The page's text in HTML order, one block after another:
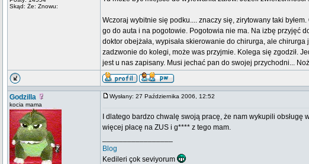
Skąd: Że: Znowu:
Wczoraj wybitnie się podku.... znaczy się, zirytowany taki
go do auta i na pogotowie. Pogotowia nie ma. Na izbę przyjęć
doktor obejżała, wypisała skierowanie do chirurga, ale
zadzwonie do kolegi, może was przyjmie. Kolega się zgodził.
jest u nas zapisany. Musi jechać pan do swojej przychodni...
Godzilla
kocia mama
Wysłany: 27 Października 2006, 12:52
I dlatego bardzo chwalę swoją pracę, że nam wykupili
więcej płacę na ZUS i g**** z tego mam.
Blog
Kedileri çok seviyorum